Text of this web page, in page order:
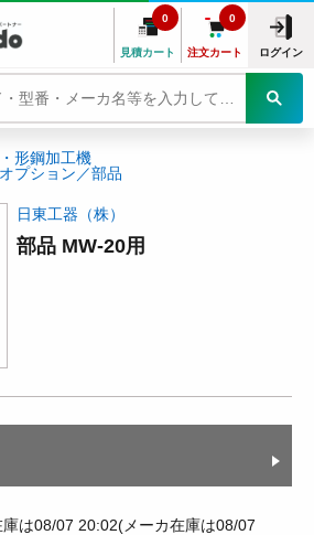
見積カート
0
注文カート
0
ログイン
形鋼加工機
プション／部品
日東工器（株）
部品 MW-20用
は08/07 20:02(メーカ在庫は08/07